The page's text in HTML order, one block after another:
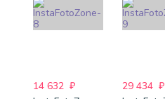
14 632 ₽
29 434 ₽